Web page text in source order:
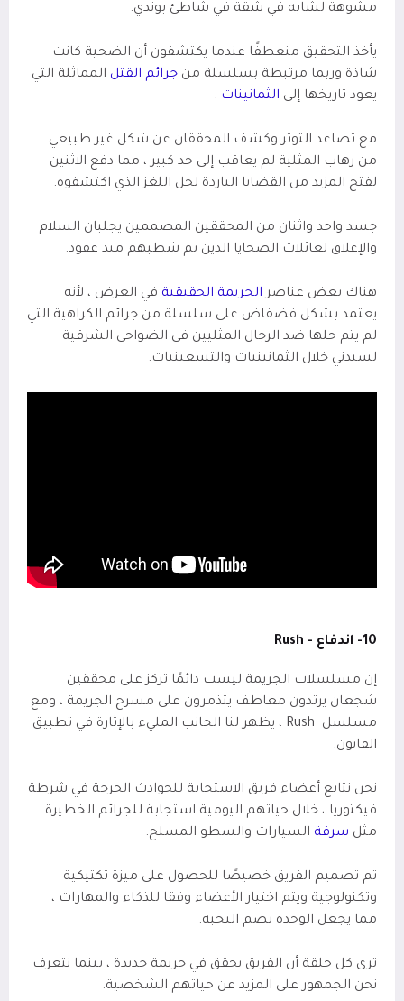
مشوهة لشابه في شقة في شاطئ بوندي.
يأخذ التحقيق منعطفًا عندما يكتشفون أن الضحية كانت
شاذة وربما مرتبطة بسلسلة من جرائم القتل المماثلة التي
يعود تاريخها إلى الثمانينات .
مع تصاعد التوتر وكشف المحققان عن شكل غير طبيعي
من رهاب المثلية لم يعاقب إلى حد كبير ، مما دفع الاثنين
لفتح المزيد من القضايا الباردة لحل اللغز الذي اكتشفوه.
جسد واحد واثنان من المحققين المصممين يجلبان السلام
والإغلاق لعائلات الضحايا الذين تم شطبهم منذ عقود.
هناك بعض عناصر الجريمة الحقيقية في العرض ، لأنه
يعتمد بشكل فضفاض على سلسلة من جرائم الكراهية التي
لم يتم حلها ضد الرجال المثليين في الضواحي الشرقية
لسيدني خلال الثمانينيات والتسعينيات.
10- اندفاع - Rush
إن مسلسلات الجريمة ليست دائمًا تركز على محققين
شجعان يرتدون معاطف يتذمرون على مسرح الجريمة ، ومع
مسلسل
Rush ، يظهر لنا الجانب المليء بالإثارة في تطبيق
القانون.
نحن نتابع أعضاء فريق الاستجابة للحوادث الحرجة في شرطة
فيكتوريا ، خلال حياتهم اليومية استجابة للجرائم الخطيرة
مثل سرقة السيارات والسطو المسلح.
تم تصميم الفريق خصيصًا للحصول على ميزة تكتيكية
وتكنولوجية ويتم اختيار الأعضاء وفقا للذكاء والمهارات ،
مما يجعل الوحدة تضم النخبة.
ترى كل حلقة أن الفريق يحقق في جريمة جديدة ، بينما نتعرف
نحن الجمهور على المزيد عن حياتهم الشخصية.